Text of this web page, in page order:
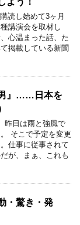
読し始めて3ヶ月
講演会を取材し
心温まった話、た
掲載している新聞
』……日本を
昨日は雨と強風で
そこで予定を変更
仕事に従事されて
が、まぁ、これも
・驚き・発